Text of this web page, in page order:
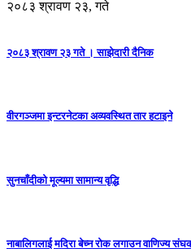
२०८३ श्रावण २३, गते
२०८३ श्रावण २३ गते । साझेदारी दैनिक
वीरगञ्जमा इन्टरनेटका अव्यवस्थित तार हटाइने
सुनचाँदीको मूल्यमा सामान्य वृद्धि
नाबालिगलाई मदिरा बेच्न रोक लगाउन वाणिज्य